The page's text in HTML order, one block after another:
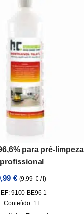
para pré-limpeza
profissional
€ (9,99 € / l)
9100-BE96-1
Conteúdo: 1l